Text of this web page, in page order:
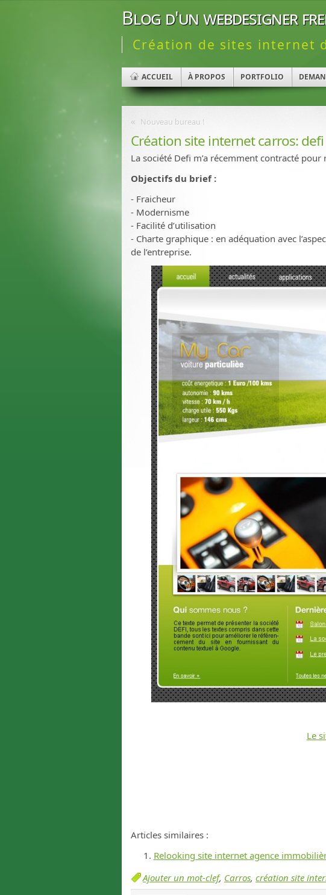
Blog d'un webdesigner
Création de sites internet
ACCUEIL À PROPOS PORTFOLIO
« Nouveau bureau !
Création site internet carros:
La société Defi m’a récemment contracté
Objectifs du brief :
- Fraicheur
- Modernisme
- Facilité d’utilisation
- Charte graphique : en adéquation avec
de l’entreprise.
Le
Articles similaires :
Relooking site internet agence
Ajouter un mot-clef, Carros, création site